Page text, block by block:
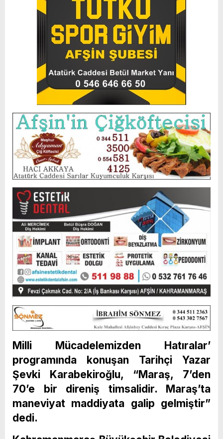
Milli Mücadelemizden Hatıralar’
programında konuşan Tarihçi Yazar
Şevki Karabekiroğlu, “Maraş, 7’den
70’e bir direniş timsalidir. Maraş’ta
maneviyat maddiyata galip gelmiştir”
dedi.